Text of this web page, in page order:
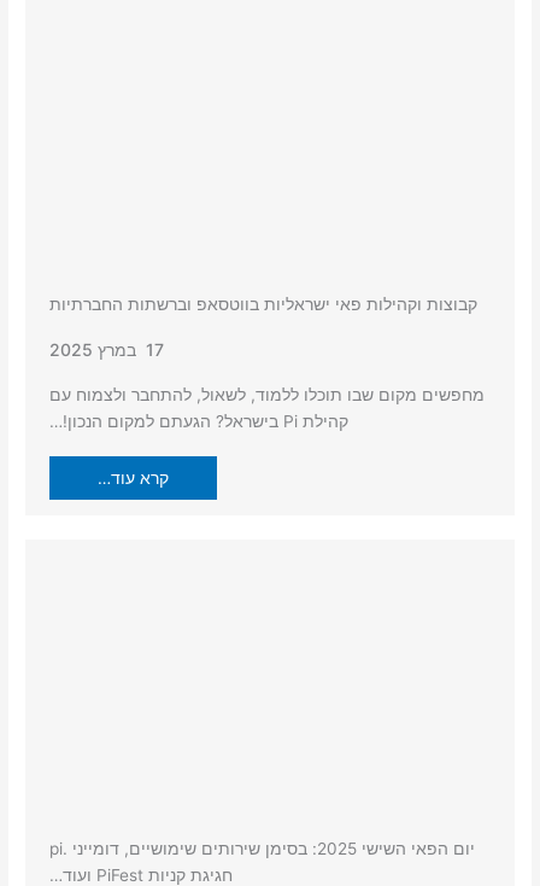
קבוצות וקהילות פאי ישראליות בווטסאפ וברשתות החברתיות
17 במרץ 2025
מחפשים מקום שבו תוכלו ללמוד, לשאול, להתחבר ולצמוח עם
קהילת Pi בישראל? הגעתם למקום הנכון!…
קרא עוד…
יום הפאי השישי 2025: בסימן שירותים שימושיים, דומייני .pi
חגיגת קניות PiFest ועוד…